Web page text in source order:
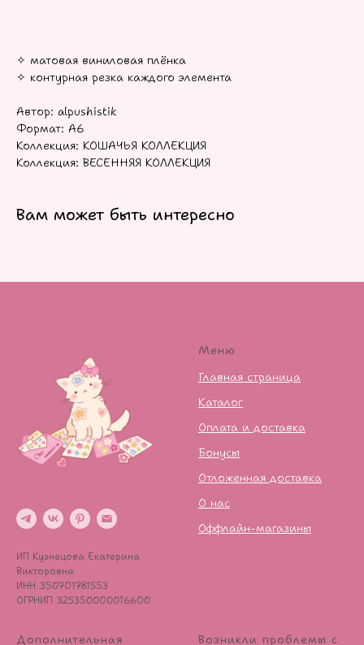
✧ матовая виниловая плёнка
✧ контурная резка каждого элемента
Автор: alpushistik
Формат: А6
Коллекция: КОШАЧЬЯ КОЛЛЕКЦИЯ
Коллекция: ВЕСЕННЯЯ КОЛЛЕКЦИЯ
Вам может быть интересно
ИП Кузнецова Екатерина
Викторовна
ИНН 350701781553
ОГРНИП 325350000016600
Меню
Главная страница
Каталог
Оплата и доставка
Бонусы
Отложенная доставка
О нас
Оффлайн-магазины
Дополнительная Возникли проблемы с